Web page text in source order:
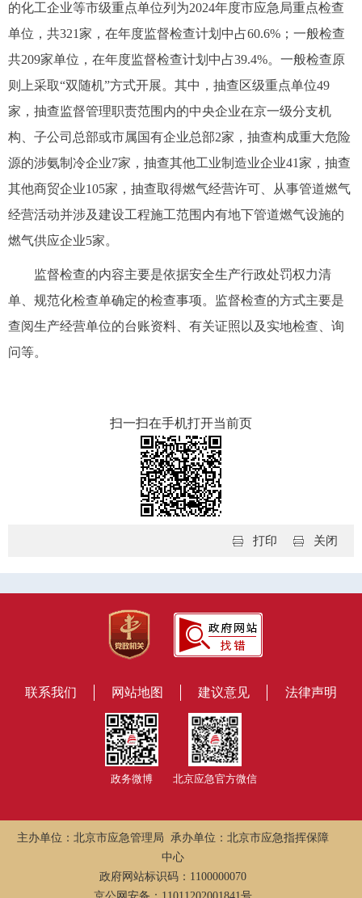
的化工企业等市级重点单位列为2024年度市应急局重点检查
单位，共321家，在年度监督检查计划中占60.6%；一般检查
共209家单位，在年度监督检查计划中占39.4%。一般检查原
则上采取“双随机”方式开展。其中，抽查区级重点单位49
家，抽查监督管理职责范围内的中央企业在京一级分支机
构、子公司总部或市属国有企业总部2家，抽查构成重大危险
源的涉氨制冷企业7家，抽查其他工业制造业企业41家，抽查
其他商贸企业105家，抽查取得燃气经营许可、从事管道燃气
经营活动并涉及建设工程施工范围内有地下管道燃气设施的
燃气供应企业5家。
监督检查的内容主要是依据安全生产行政处罚权力清
单、规范化检查单确定的检查事项。监督检查的方式主要是
查阅生产经营单位的台账资料、有关证照以及实地检查、询
问等。
扫一扫在手机打开当前页
关闭
打印
联系我们 网站地图 建议意见 法律声明
政务微博 北京应急官方微信
主办单位：北京市应急管理局 承办单位：北京市应急指挥保障
中心
政府网站标识码：1100000070